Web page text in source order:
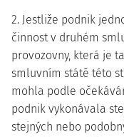
2. Jestliže podnik
činnost v druhém
provozovny, která je
smluvním státě této
mohla podle
podnik vykonávala
stejných nebo